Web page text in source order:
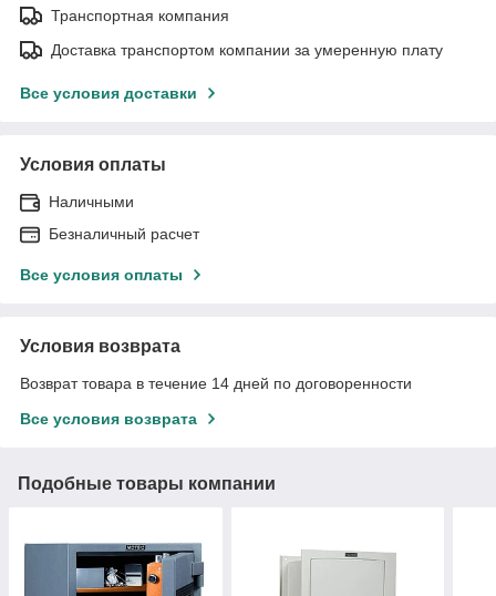
Транспортная компания
Доставка транспортом компании за умеренную плату
Все условия доставки
Условия оплаты
Наличными
Безналичный расчет
Все условия оплаты
Условия возврата
Возврат товара в течение 14 дней по договоренности
Все условия возврата
Подобные товары компании